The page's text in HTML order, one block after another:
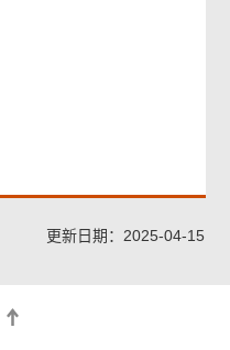
更新日期：2025-04-15